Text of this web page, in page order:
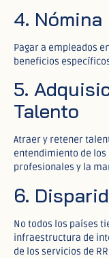
4.
Pagar a empleados
beneficios
5.
Talento
Atraer y retener
entendimiento de
profesionales y la
6.
No todos los países
infraestructura de
de los servicios de